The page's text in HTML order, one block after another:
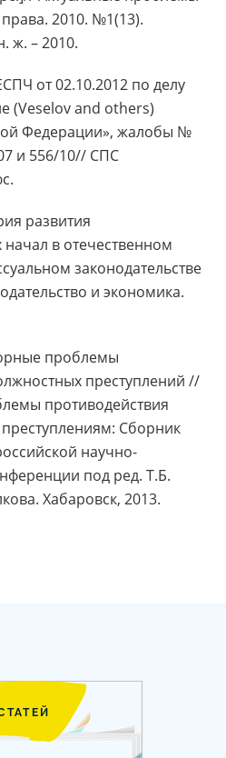
2010. №1(13).
ж. – 2010.
от 02.10.2012 по делу
(Veselov and others)
Федерации», жалобы №
и 556/10// СПС
развития
начал в отечественном
законодательстве
и экономика.
проблемы
преступлений //
противодействия
Сборник
научно-
под ред. Т.Б.
Хабаровск, 2013.